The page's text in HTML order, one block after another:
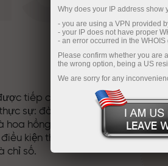
tiếp cận những
sự: đòn bẩy lên
hoa hồng tốt nhất
kiện thuận lợi để
chỉ số.
Why does your IP address show
- you are using a VPN provided
- your IP does not have proper
- an error occurred in the
Please confirm whether you are
the wrong option, being a US
We are sorry for any